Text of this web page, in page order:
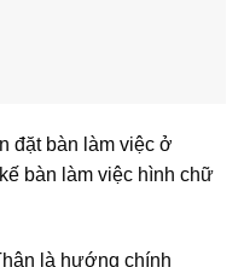
đặt bàn làm việc ở
bàn làm việc hình chữ
là hướng chính